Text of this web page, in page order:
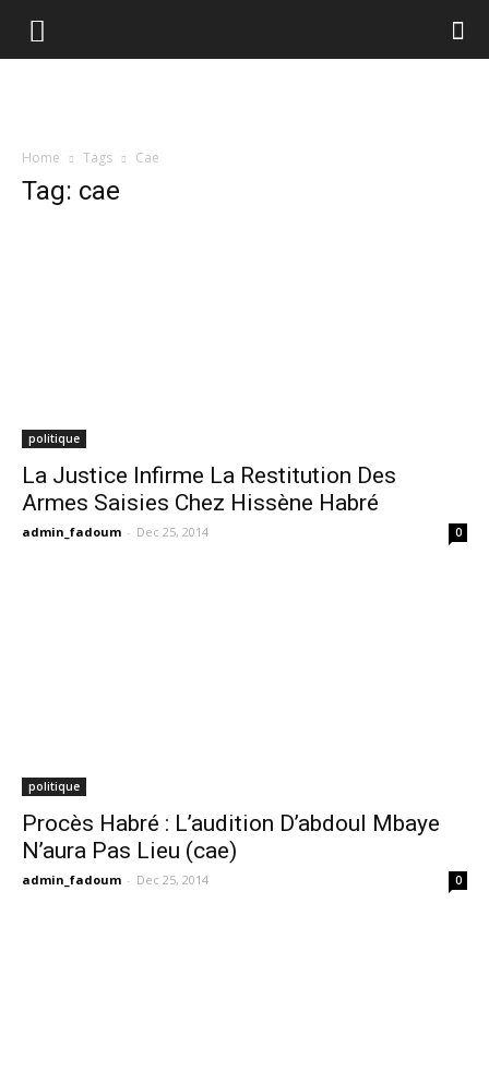
Home Tags Cae
Tag: cae
politique
La Justice Infirme La Restitution Des
Armes Saisies Chez Hissène Habré
admin_fadoum - Dec 25, 2014 0
politique
Procès Habré : L’audition D’abdoul Mbaye
N’aura Pas Lieu (cae)
admin_fadoum - Dec 25, 2014 0